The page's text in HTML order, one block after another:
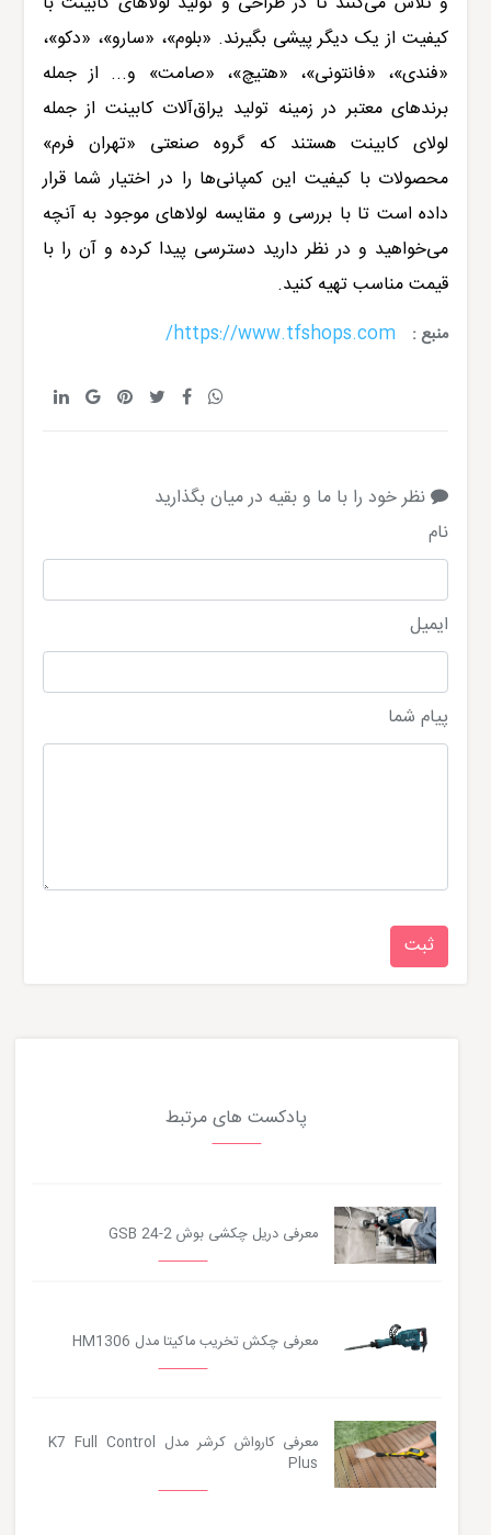
کیفیت از یک دیگر پیشی بگیرند. «بلوم»، «سارو»، «دکو»،
«فندی»، «فانتونی»، «هتیچ»، «صامت» و... از جمله
برندهای معتبر در زمینه تولید یراق‌آلات کابینت از جمله
لولای کابینتهستند که گروه صنعتی «تهران فرم»
محصولات با کیفیت این کمپانی‌ها را در اختیار شما قرار
داده است تا با بررسی و مقایسه لولاهای موجود به آنچه
می‌خواهید و در نظر دارید دسترسی پیدا کرده و آن را با
قیمت مناسب تهیه کنید.
منبع : https://www.tfshops.com/
نظر خود را با ما و بقیه در میان بگذارید
نام
ایمیل
پیام شما
پادکست های مرتبط
معرفی دریل چکشی بوش GSB 24-2
معرفی چکش تخریب ماکیتا مدل HM1306
معرفی کارواش کرشر مدل K7 Full Control
Plus